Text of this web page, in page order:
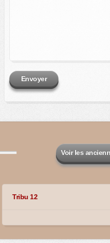
Envoyer
Voir les
Tribu 12